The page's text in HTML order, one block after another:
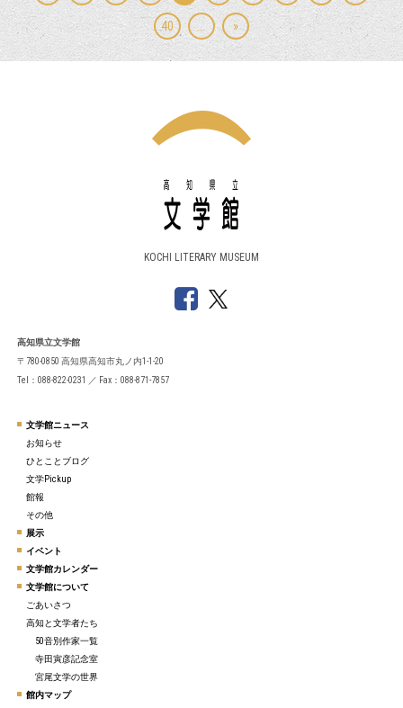
40 »
KOCHI LITERARY MUSEUM
高知県立文学館
〒780-0850 高知県高知市丸ノ内1-1-20
Tel：088-822-0231 ／ Fax：088-871-7857
文学館ニュース
お知らせ
ひとことブログ
文学Pickup
館報
その他
展示
イベント
文学館カレンダー
文学館について
ごあいさつ
高知と文学者たち
50音別作家一覧
寺田寅彦記念室
宮尾文学の世界
館内マップ